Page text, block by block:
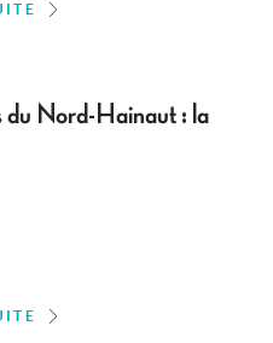
du Nord-Hainaut : la